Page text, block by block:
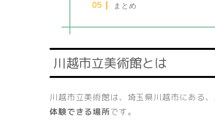
まとめ
川越市立美術館とは
川越市立美術館は、埼玉県川越市にある、
体験できる場所です。